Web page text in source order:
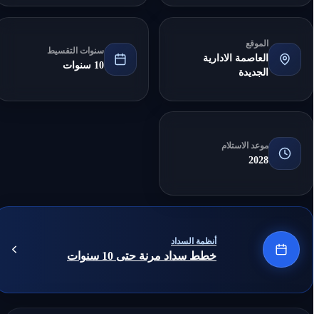
الموقع
العاصمة الادارية
الجديدة
سنوات التقسيط
10 سنوات
موعد الاستلام
2028
أنظمة السداد
خطط سداد مرنة حتى 10 سنوات